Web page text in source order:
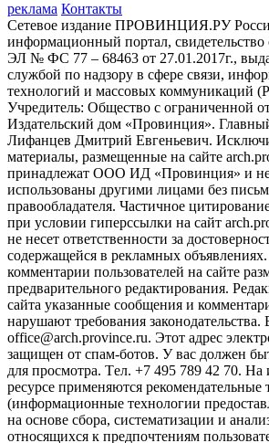
реклама Контакты
Сетевое издание ПРОВИНЦИЯ.РУ
информационный портал,
ЭЛ № ФС 77 – 68463 от 27.01.2017г.,
службой по надзору в сфере связи,
технологий и массовых коммуникаций
Учредитель: Общество с ограниченной
Издательский дом «Провинция».
Лифанцев Дмитрий Евгеньевич.
материалы, размещенные на сайте
принадлежат ООО ИД «Провинция» и
использованы другими лицами без
правообладателя. Частичное
при условии гиперссылки на сайт
не несет ответственности за
содержащейся в рекламных
комментарии пользователей на сайте
предварительного редактирования.
сайта указанные сообщения и
нарушают требования законодательства.
office@arch.province.ru. Этот адрес
защищен от спам-ботов. У вас должен
для просмотра. Tел. +7 495 789 42 70.
ресурсе применяются рекомендательные
(информационные технологии
на основе сбора, систематизации и
относящихся к предпочтениям